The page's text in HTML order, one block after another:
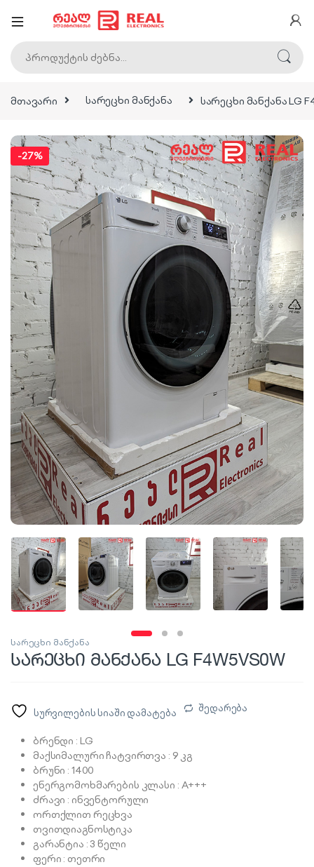
მთავარი სარეცხი მანქანა სარეცხი მანქანა LG
-27%
სარეცხი მანქანა
სარეცხი მანქანა LG F4W5VS0W
სურვილების სიაში დამატება შედარება
ბრენდი : LG
მაქსიმალური ჩატვირთვა : 9 კგ
ბრუნი : 1400
ენერგომოხმარების კლასი : A+++
ძრავი : ინვენტორული
ორთქლით რეცხვა
თვითდიაგნოსტიკა
გარანტია : 3 წელი
ფერი : თეთრი